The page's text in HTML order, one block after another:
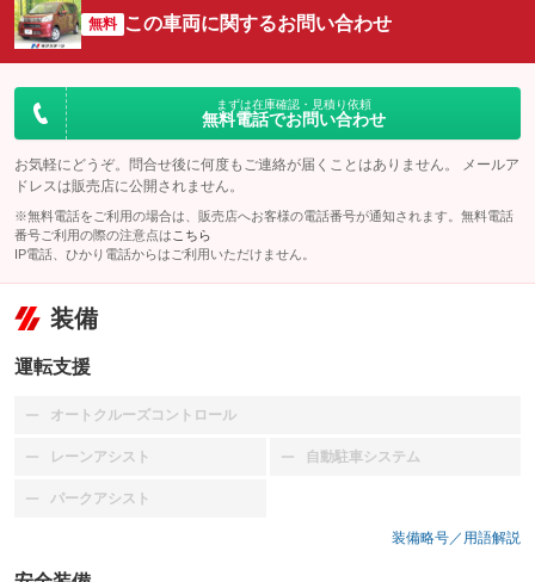
無料 この車両に関するお問い合わせ
まずは在庫確認・見積り依頼
無料電話でお問い合わせ
お気軽にどうぞ。問合せ後に何度もご連絡が届くことはありません。 メールア
ドレスは販売店に公開されません。
※無料電話をご利用の場合は、販売店へお客様の電話番号が通知されます。無料電話
番号ご利用の際の注意点は こちら
IP電話、ひかり電話からはご利用いただけません。
装備
運転支援
オートクルーズコントロール
：装備なし
レーンアシスト
：装備なし 自動駐車システム
：装備なし
パークアシスト
：装備なし
装備略号／用語解説